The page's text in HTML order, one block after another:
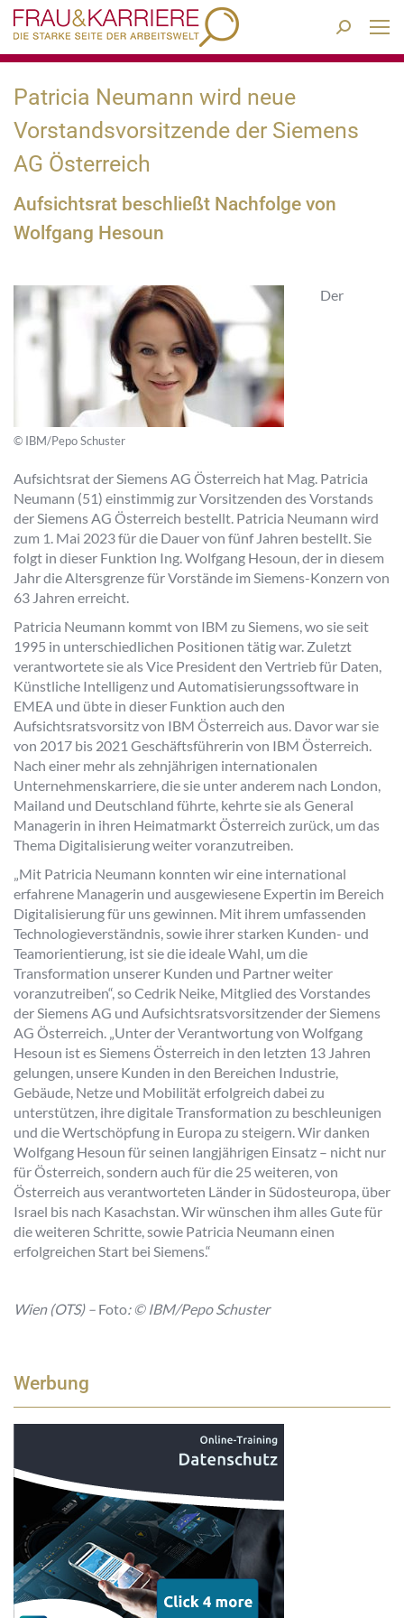
Search:
Patricia Neumann wird neue
Vorstandsvorsitzende der Siemens
AG Österreich
Aufsichtsrat beschließt Nachfolge von
Wolfgang Hesoun
© IBM/Pepo Schuster
Der
Aufsichtsrat der Siemens AG Österreich hat Mag. Patricia
Neumann (51) einstimmig zur Vorsitzenden des Vorstands
der Siemens AG Österreich bestellt. Patricia Neumann wird
zum 1. Mai 2023 für die Dauer von fünf Jahren bestellt. Sie
folgt in dieser Funktion Ing. Wolfgang Hesoun, der in diesem
Jahr die Altersgrenze für Vorstände im Siemens-Konzern von
63 Jahren erreicht.
Patricia Neumann kommt von IBM zu Siemens, wo sie seit
1995 in unterschiedlichen Positionen tätig war. Zuletzt
verantwortete sie als Vice President den Vertrieb für Daten,
Künstliche Intelligenz und Automatisierungssoftware in
EMEA und übte in dieser Funktion auch den
Aufsichtsratsvorsitz von IBM Österreich aus. Davor war sie
von 2017 bis 2021 Geschäftsführerin von IBM Österreich.
Nach einer mehr als zehnjährigen internationalen
Unternehmenskarriere, die sie unter anderem nach London,
Mailand und Deutschland führte, kehrte sie als General
Managerin in ihren Heimatmarkt Österreich zurück, um das
Thema Digitalisierung weiter voranzutreiben.
„Mit Patricia Neumann konnten wir eine international
erfahrene Managerin und ausgewiesene Expertin im Bereich
Digitalisierung für uns gewinnen. Mit ihrem umfassenden
Technologieverständnis, sowie ihrer starken Kunden- und
Teamorientierung, ist sie die ideale Wahl, um die
Transformation unserer Kunden und Partner weiter
voranzutreiben“, so Cedrik Neike, Mitglied des Vorstandes
der Siemens AG und Aufsichtsratsvorsitzender der Siemens
AG Österreich. „Unter der Verantwortung von Wolfgang
Hesoun ist es Siemens Österreich in den letzten 13 Jahren
gelungen, unsere Kunden in den Bereichen Industrie,
Gebäude, Netze und Mobilität erfolgreich dabei zu
unterstützen, ihre digitale Transformation zu beschleunigen
und die Wertschöpfung in Europa zu steigern. Wir danken
Wolfgang Hesoun für seinen langjährigen Einsatz – nicht nur
für Österreich, sondern auch für die 25 weiteren, von
Österreich aus verantworteten Länder in Südosteuropa, über
Israel bis nach Kasachstan. Wir wünschen ihm alles Gute für
die weiteren Schritte, sowie Patricia Neumann einen
erfolgreichen Start bei Siemens.“
Wien (OTS) – Foto: © IBM/Pepo Schuster
Werbung